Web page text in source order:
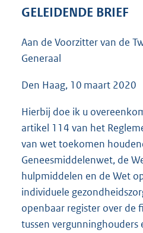
GELEIDENDE BRIEF
Aan de Voorzitter van de
Generaal
Den Haag, 10 maart 2020
Hierbij doe ik u
artikel 114 van het
van wet toekomen
Geneesmiddelenwet, de
hulpmiddelen en de Wet
individuele
openbaar register over de
tussen